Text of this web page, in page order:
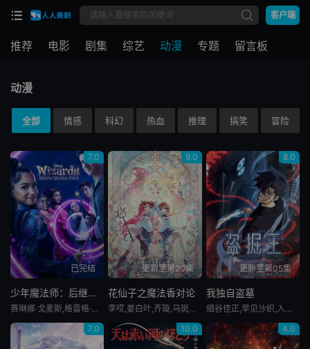
客户端
推荐 电影 剧集 综艺 动漫 专题 留言板
动漫
全部 情感 科幻 热血 推理 搞笑 冒险
7.0
已完结
少年魔法师：后继者第三季
赛琳娜·戈麦斯,格雷格·萨克因
9.0
更新至第20集
花仙子之魔法香对论
李哎,姜白叶,齐璇,马斑马,江时暖,颜辉,叮当,司小幽,江月,萧秋子,黎筱濛,戈昕宇,黄玮,小连杀,任景行,刘渕,李沈倩,张啸雨,崔轶辰,王辅平,吴童,斯诺,王世旸
8.0
更新至第05集
我独自盗墓
细谷佳正,早见沙织,入野自由,诹访部顺一
7.0
10.0 4.0